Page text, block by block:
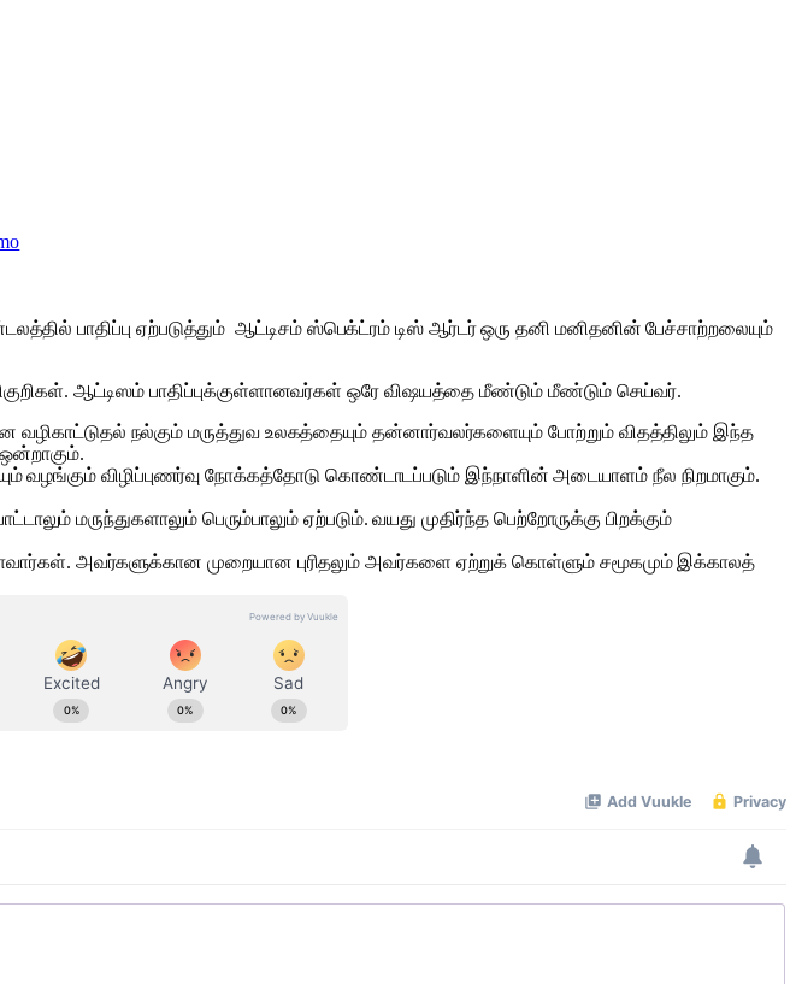
பாதிப்பு ஏற்படுத்தும் ஆட்டிசம் ஸ்பெக்ட்ரம் டிஸ் ஆர்டர் ஒரு தனி மனிதனின் பேச்சாற்றலையும்
ஆட்டிஸம் பாதிப்புக்குள்ளானவர்கள் ஒரே விஷயத்தை மீண்டும் மீண்டும் செய்வர்.
வழிகாட்டுதல் நல்கும் மருத்துவ உலகத்தையும் தன்னார்வலர்களையும் போற்றும் விதத்திலும் இந்த
வழங்கும் விழிப்புணர்வு நோக்கத்தோடு கொண்டாடப்படும் இந்நாளின் அடையாளம் நீல நிறமாகும்.
மருந்துகளாலும் பெரும்பாலும் ஏற்படும். வயது முதிர்ந்த பெற்றோருக்கு பிறக்கும்
அவர்களுக்கான முறையான புரிதலும் அவர்களை ஏற்றுக் கொள்ளும் சமூகமும் இக்காலத்